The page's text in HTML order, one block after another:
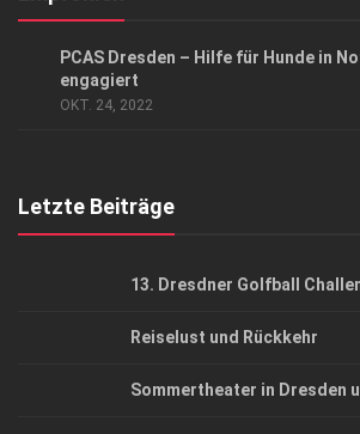
PCAS Dresden – Hilfe für Hunde in
engagiert
OKT. 24, 2022
Letzte Beiträge
13. Dresdner Golfball
Reiselust und Rückkehr
Sommertheater in Dresden